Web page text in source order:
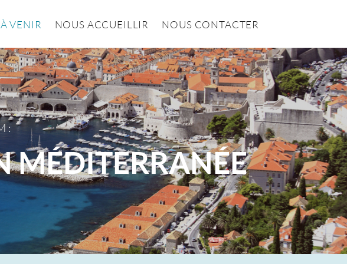
VENIR NOUS ACCUEILLIR NOUS CONTACTER
:
MÉDITERRANÉE